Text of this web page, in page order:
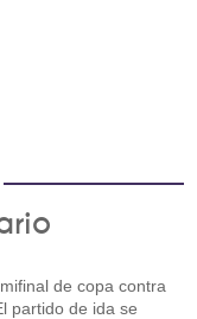
de copa contra
partido de ida se